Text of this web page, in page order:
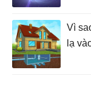
Vì
lạ